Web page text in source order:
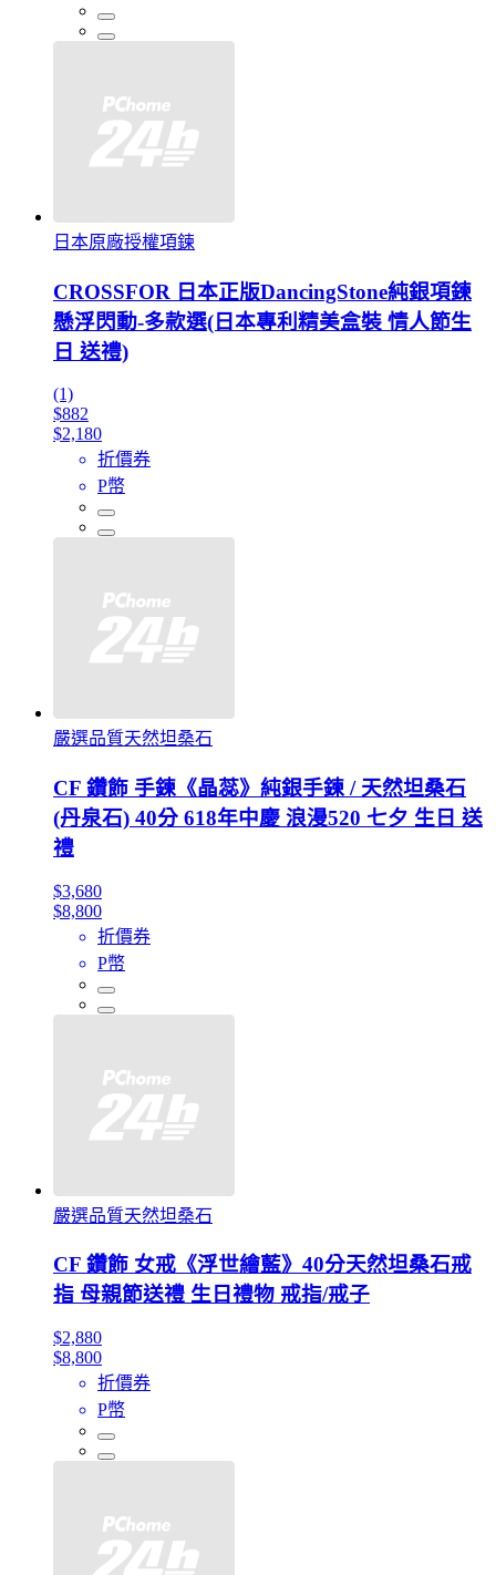
日本原廠授權項鍊
CROSSFOR 日本正版DancingStone純銀項鍊
懸浮閃動-多款選(日本專利精美盒裝 情人節生
日 送禮)
(1)
$882
$2,180
折價券
P幣
嚴選品質天然坦桑石
CF 鑽飾 手鍊《晶蕊》純銀手鍊 / 天然坦桑石
(丹泉石) 40分 618年中慶 浪漫520 七夕 生日 送
禮
$3,680
$8,800
折價券
P幣
嚴選品質天然坦桑石
CF 鑽飾 女戒《浮世繪藍》40分天然坦桑石戒
指 母親節送禮 生日禮物 戒指/戒子
$2,880
$8,800
折價券
P幣